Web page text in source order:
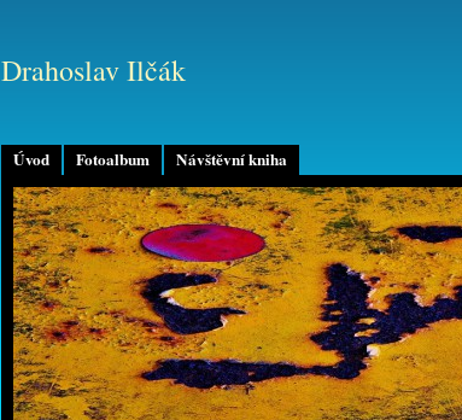
Úvod Fotoalbum Návštěvní kniha
Drahoslav Ilčák